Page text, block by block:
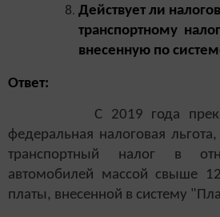
Действует ли
транспортному
внесенную по
Ответ:
С 2019 года
федеральная налоговая
транспортный налог в
автомобилей массой свыше
платы, внесенной в систему